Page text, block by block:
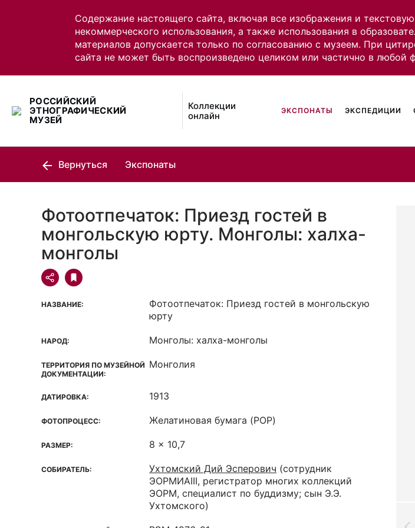
Содержание настоящего сайта, включая все изображения и
некоммерческого использования, а также использования в
материалов допускается только по согласованию с музеем. При
сайта не может быть воспроизведено целиком или частично в любой
РОССИЙСКИЙ
ЭТНОГРАФИЧЕСКИЙ
МУЗЕЙ
Коллекции
онлайн
ЭКСПОНАТЫ ЭКСПЕДИЦИИ
Вернуться Экспонаты
Фотоотпечаток: Приезд гостей в
монгольскую юрту. Монголы: халха-
монголы
НАЗВАНИЕ:
Фотоотпечаток: Приезд гостей в монгольскую
юрту
НАРОД: Монголы: халха-монголы
ТЕРРИТОРИЯ ПО МУЗЕЙНОЙ
ДОКУМЕНТАЦИИ:
Монголия
ДАТИРОВКА: 1913
ФОТОПРОЦЕСС: Желатиновая бумага (POP)
РАЗМЕР: 8 x 10,7
СОБИРАТЕЛЬ: Ухтомский Дий Эсперович (сотрудник
ЭОРМИАIII, регистратор многих коллекций
ЭОРМ, специалист по буддизму; сын Э.Э.
Ухтомского)